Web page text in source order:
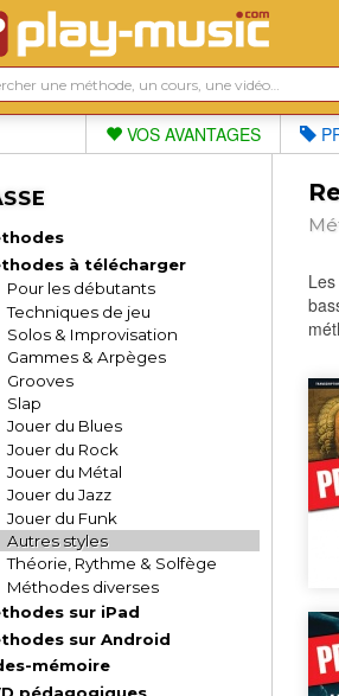
VOS AVANTAGES
à télécharger
Pour les débutants
Techniques de jeu
Solos & Improvisation
Gammes & Arpèges
Grooves
Slap
Jouer du Blues
Jouer du Rock
Jouer du Métal
Jouer du Jazz
Jouer du Funk
Autres styles
Théorie, Rythme & Solfège
Méthodes diverses
sur iPad
sur Android
mémoire